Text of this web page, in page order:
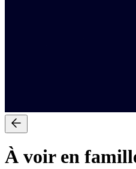
À voir en